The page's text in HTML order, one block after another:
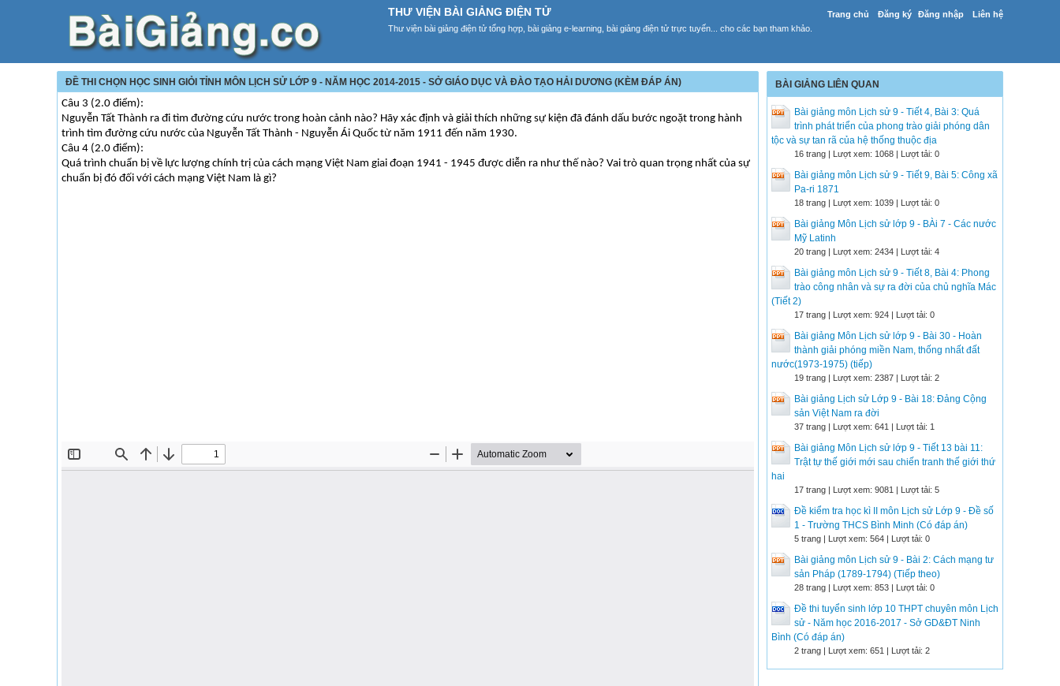
Trang chủ Đăng ký Đăng nhập Liên hệ
THƯ VIỆN BÀI GIẢNG ĐIỆN TỬ
Thư viện bài giảng điện tử tổng hợp, bài giảng e-learning, bài giảng điện tử trực tuyến... cho các bạn tham khảo.
ĐỀ THI CHỌN HỌC SINH GIỎI TỈNH MÔN LỊCH SỬ LỚP 9 - NĂM HỌC 2014-2015 - SỞ GIÁO DỤC VÀ ĐÀO TẠO HẢI DƯƠNG (KÈM ĐÁP ÁN)
Câu 3 (2.0 điểm):
Nguyễn Tất Thành ra đi tìm đường cứu nước trong hoàn cảnh nào? Hãy xác định và giải thích những sự kiện đã đánh dấu bước ngoặt trong hành
trình tìm đường cứu nước của Nguyễn Tất Thành - Nguyễn Ái Quốc từ năm 1911 đến năm 1930.
Câu 4 (2.0 điểm):
Quá trình chuẩn bị về lực lượng chính trị của cách mạng Việt Nam giai đoạn 1941 - 1945 được diễn ra như thế nào? Vai trò quan trọng nhất của sự
chuẩn bị đó đối với cách mạng Việt Nam là gì?
BÀI GIẢNG LIÊN QUAN
Bài giảng môn Lịch sử 9 - Tiết 4, Bài 3: Quá
trình phát triển của phong trào giải phóng dân
tộc và sự tan rã của hệ thống thuộc địa
16 trang | Lượt xem: 1068 | Lượt tải: 0
Bài giảng môn Lịch sử 9 - Tiết 9, Bài 5: Công xã
Pa-ri 1871
18 trang | Lượt xem: 1039 | Lượt tải: 0
Bài giảng Môn Lịch sử lớp 9 - BÀi 7 - Các nước
Mỹ Latinh
20 trang | Lượt xem: 2434 | Lượt tải: 4
Bài giảng môn Lịch sử 9 - Tiết 8, Bài 4: Phong
trào công nhân và sự ra đời của chủ nghĩa Mác
(Tiết 2)
17 trang | Lượt xem: 924 | Lượt tải: 0
Bài giảng Môn Lịch sử lớp 9 - Bài 30 - Hoàn
thành giải phóng miền Nam, thống nhất đất
nước(1973-1975) (tiếp)
19 trang | Lượt xem: 2387 | Lượt tải: 2
Bài giảng Lịch sử Lớp 9 - Bài 18: Đảng Cộng
sản Việt Nam ra đời
37 trang | Lượt xem: 641 | Lượt tải: 1
Bài giảng Môn Lịch sử lớp 9 - Tiết 13 bài 11:
Trật tự thế giới mới sau chiến tranh thế giới thứ
hai
17 trang | Lượt xem: 9081 | Lượt tải: 5
Đề kiểm tra học kì II môn Lịch sử Lớp 9 - Đề số
1 - Trường THCS Bình Minh (Có đáp án)
5 trang | Lượt xem: 564 | Lượt tải: 0
Bài giảng môn Lịch sử 9 - Bài 2: Cách mạng tư
sản Pháp (1789-1794) (Tiếp theo)
28 trang | Lượt xem: 853 | Lượt tải: 0
Đề thi tuyển sinh lớp 10 THPT chuyên môn Lịch
sử - Năm học 2016-2017 - Sở GD&ĐT Ninh
Bình (Có đáp án)
2 trang | Lượt xem: 651 | Lượt tải: 2